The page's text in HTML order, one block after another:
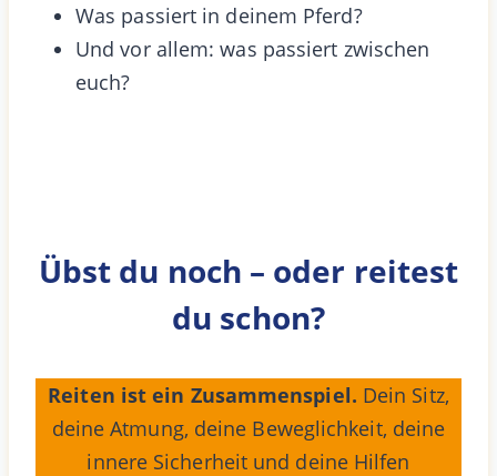
Was passiert in deinem Pferd?
Und vor allem: was passiert zwischen
euch?
Übst du noch – oder reitest
du schon?
Reiten ist ein Zusammenspiel. Dein Sitz,
deine Atmung, deine Beweglichkeit, deine
innere Sicherheit und deine Hilfen